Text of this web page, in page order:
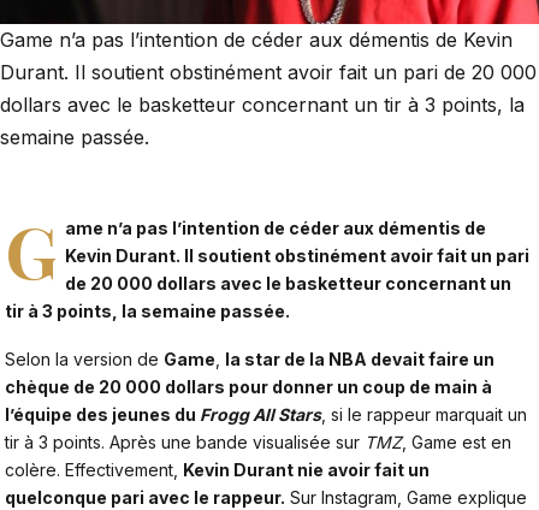
Game n’a pas l’intention de céder aux démentis de Kevin
Durant. Il soutient obstinément avoir fait un pari de 20 000
dollars avec le basketteur concernant un tir à 3 points, la
semaine passée.
G ame n’a pas l’intention de céder aux démentis de
Kevin Durant. Il soutient obstinément avoir fait un pari
de 20 000 dollars avec le basketteur concernant un
tir à 3 points, la semaine passée.
Selon la version de Game la star de la NBA devait faire un
chèque de 20 000 dollars pour donner un coup de main à
l’équipe des jeunes du Frogg All Stars, si le rappeur marquait un
tir à 3 points. Après une bande visualisée sur TMZ, Game est en
colère. Effectivement, Kevin Durant nie avoir fait un
quelconque pari avec le rappeur. Sur Instagram, Game explique